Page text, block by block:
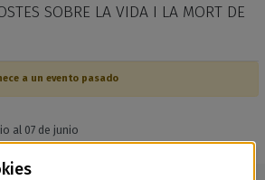
SOBRE LA VIDA I LA MORT DE
a un evento pasado
al 07 de junio